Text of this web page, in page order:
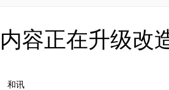
内容正在升级改
和讯